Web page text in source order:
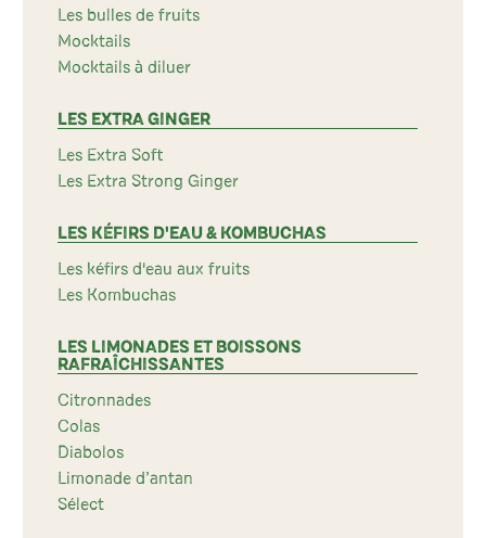
Les bulles de fruits
Mocktails
Mocktails à diluer
LES EXTRA GINGER
Les Extra Soft
Les Extra Strong Ginger
LES KÉFIRS D'EAU & KOMBUCHAS
Les kéfirs d'eau aux fruits
Les Kombuchas
LES LIMONADES ET BOISSONS
RAFRAÎCHISSANTES
Citronnades
Colas
Diabolos
Limonade d’antan
Sélect